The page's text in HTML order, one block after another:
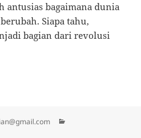
antusias bagaimana dunia
Siapa tahu,
bagian dari revolusi